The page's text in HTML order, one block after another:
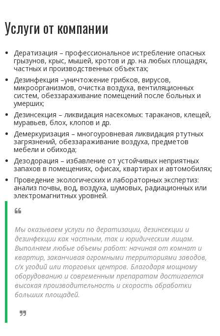
Услуги от компании
Дератизация – профессиональное истребление опасных
грызунов, крыс, мышей, кротов и др. на любых площадях,
частных и производственных объектах;
Дезинфекция –уничтожение грибков, вирусов,
микроорганизмов, очистка воздуха, вентиляционных
систем, обеззараживание помещений после больных и
умерших;
Дезинсекция – ликвидация насекомых: тараканов, клещей,
муравьев, блох, клопов и др.
Демеркуризация – многоуровневая ликвидация ртутных
загрязнений, обеззараживание воздуха, предметов
мебели и обихода;
Дезодорация – избавление от устойчивых неприятных
запахов в помещениях, офисах, квартирах и автомобилях;
Проведение экологических и лабораторных экспертиз:
анализ почвы, вод, воздуха, шумовых, радиационных или
электромагнитных уровней.
Мы оказываем услуги по дератизации, дезинсекции и
дезинфекции как частным, так и юридическим лицам.
Выполняем любые объемы работ: начиная от комнат и
квартир, заканчивая огромными территориями заводов,
с/х угодий или торговых центров. Благодаря мощному
оборудованию и современным препаратам достигается
высокая производительность и скорость обработки
больших площадей.